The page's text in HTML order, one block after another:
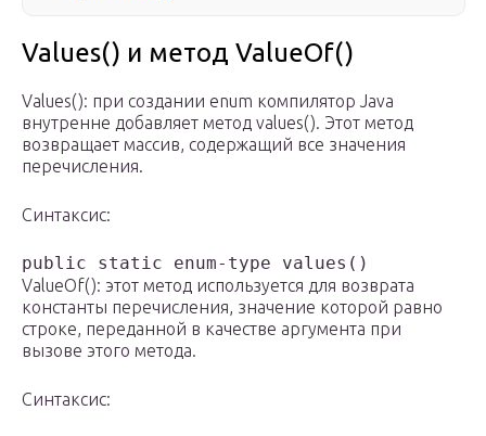
Values() и метод ValueOf()
Values(): при создании enum компилятор Java
внутренне добавляет метод values(). Этот метод
возвращает массив, содержащий все значения
перечисления.
Синтаксис:
public static enum-type values()
ValueOf(): этот метод используется для возврата
константы перечисления, значение которой равно
строке, переданной в качестве аргумента при
вызове этого метода.
Синтаксис: